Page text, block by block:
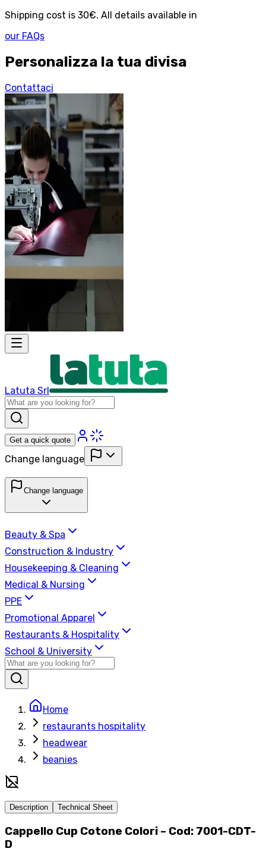
Shipping cost is 30€. All details available in
our FAQs
Personalizza la tua divisa
Contattaci
Latuta Srl
Get a quick quote
Change language
Change language
Beauty & Spa
Construction & Industry
Housekeeping & Cleaning
Medical & Nursing
PPE
Promotional Apparel
Restaurants & Hospitality
School & University
Home
restaurants hospitality
headwear
beanies
Description Technical Sheet
Cappello Cup Cotone Colori – Cod: 7001-CDT-
D